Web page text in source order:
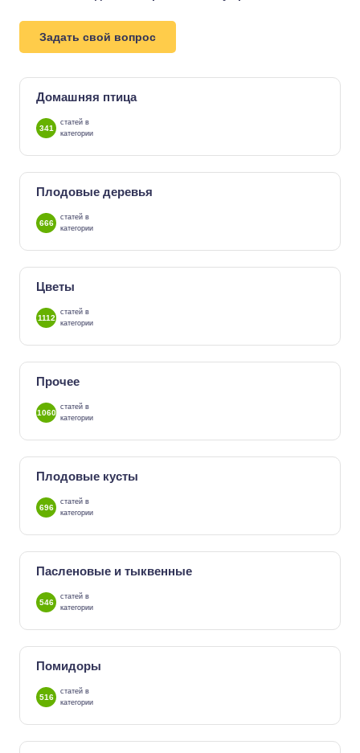
Задать свой вопрос
Домашняя птица
341
статей в
категории
Плодовые деревья
666
статей в
категории
Цветы
1112
статей в
категории
Прочее
1060
статей в
категории
Плодовые кусты
696
статей в
категории
Пасленовые и тыквенные
546
статей в
категории
Помидоры
516
статей в
категории